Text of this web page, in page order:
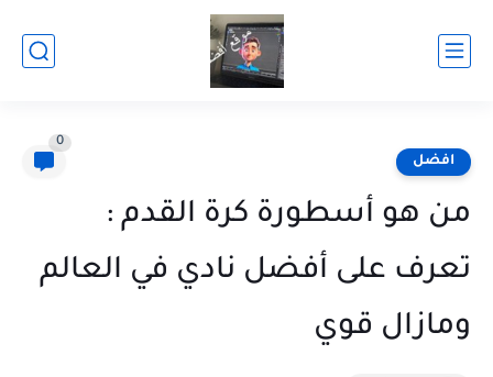
افضل
0
من هو أسطورة كرة القدم :
تعرف على أفضل نادي في العالم
ومازال قوي